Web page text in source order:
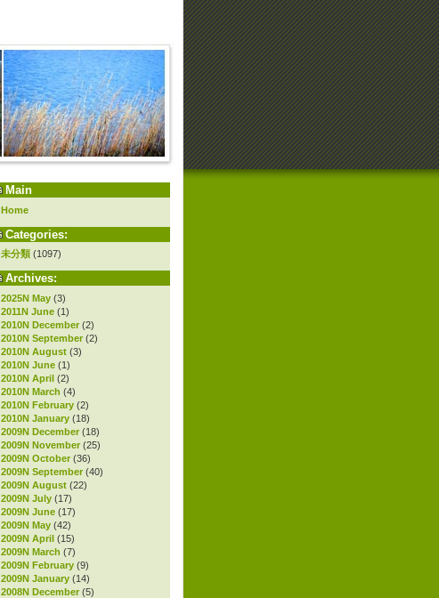
Main
Home
Categories:
未分類 (1097)
Archives:
2025N May (3)
2011N June (1)
2010N December (2)
2010N September (2)
2010N August (3)
2010N June (1)
2010N April (2)
2010N March (4)
2010N February (2)
2010N January (18)
2009N December (18)
2009N November (25)
2009N October (36)
2009N September (40)
2009N August (22)
2009N July (17)
2009N June (17)
2009N May (42)
2009N April (15)
2009N March (7)
2009N February (9)
2009N January (14)
2008N December (5)